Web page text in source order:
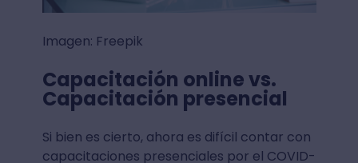
Imagen: Freepik
Capacitación online vs.
Capacitación presencial
Si bien es cierto, ahora es difícil contar con
capacitaciones presenciales por el COVID-